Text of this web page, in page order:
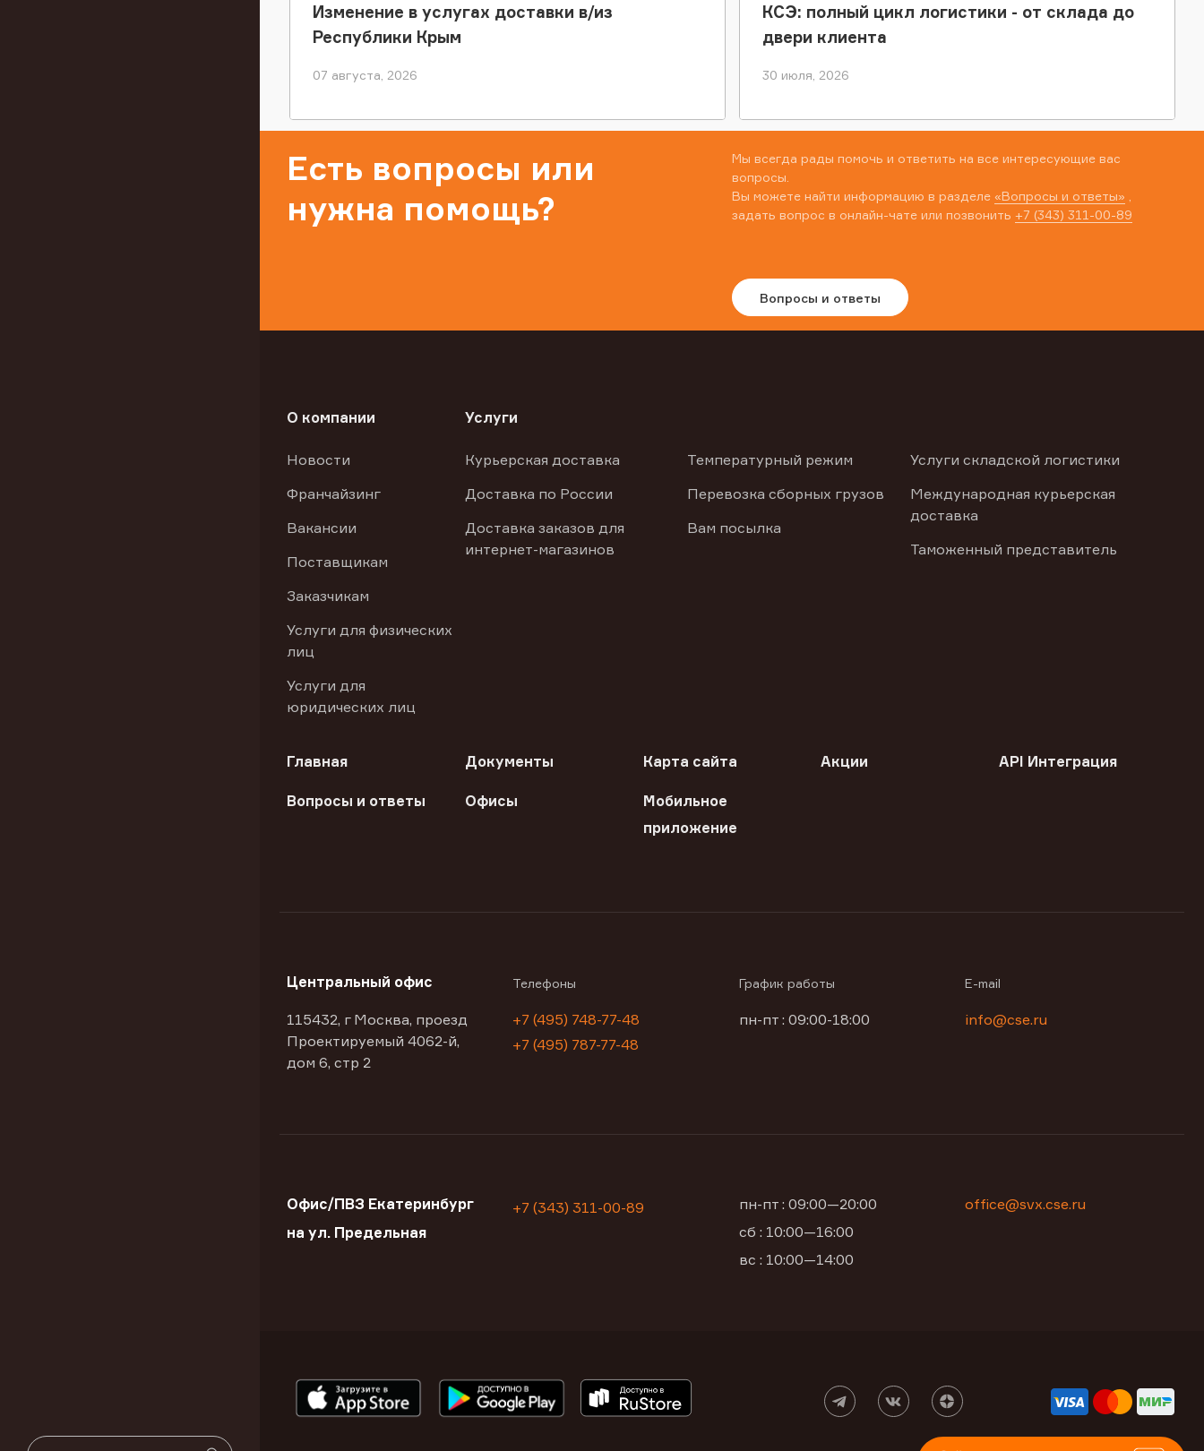
Изменение в услугах доставки в/из
Республики Крым
07 августа, 2026
КСЭ: полный цикл логистики - от склада до
двери клиента
30 июля, 2026
Есть вопросы или
нужна помощь?
Мы всегда рады помочь и ответить на все интересующие вас
вопросы.
Вы можете найти информацию в разделе «Вопросы и ответы»
задать вопрос в онлайн-чате или позвонить +7 (343) 311-00-89
Вопросы и ответы
О компании
Новости
Франчайзинг
Вакансии
Поставщикам
Заказчикам
Услуги для физических
лиц
Услуги для
юридических лиц
Услуги
Курьерская доставка
Доставка по России
Доставка заказов для
интернет-магазинов
Температурный режим
Перевозка сборных грузов
Вам посылка
Услуги складской логистики
Международная курьерская
доставка
Таможенный представитель
Главная Документы Карта сайта Акции API Интеграция
Вопросы и ответы Офисы
Мобильное
приложение
Центральный офис
115432, г Москва, проезд
Проектируемый 4062-й,
дом 6, стр 2
Телефоны
+7 (495) 748-77-48
+7 (495) 787-77-48
График работы
пн-пт : 09:00-18:00
E-mail
info@cse.ru
Офис/ПВЗ Екатеринбург
на ул. Предельная
+7 (343) 311-00-89
пн-пт : 09:00—20:00
сб : 10:00—16:00
вс : 10:00—14:00
office@svx.cse.ru